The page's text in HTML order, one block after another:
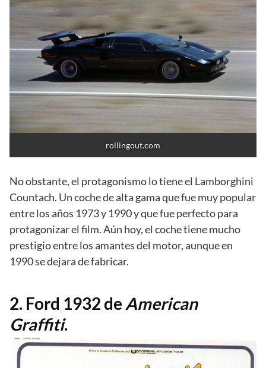
rollingout.com
No obstante, el protagonismo lo tiene el Lamborghini
Countach. Un coche de alta gama que fue muy popular
entre los años 1973 y 1990 y que fue perfecto para
protagonizar el film. Aún hoy, el coche tiene mucho
prestigio entre los amantes del motor, aunque en
1990 se dejara de fabricar.
2. Ford 1932 de American
Graffiti.